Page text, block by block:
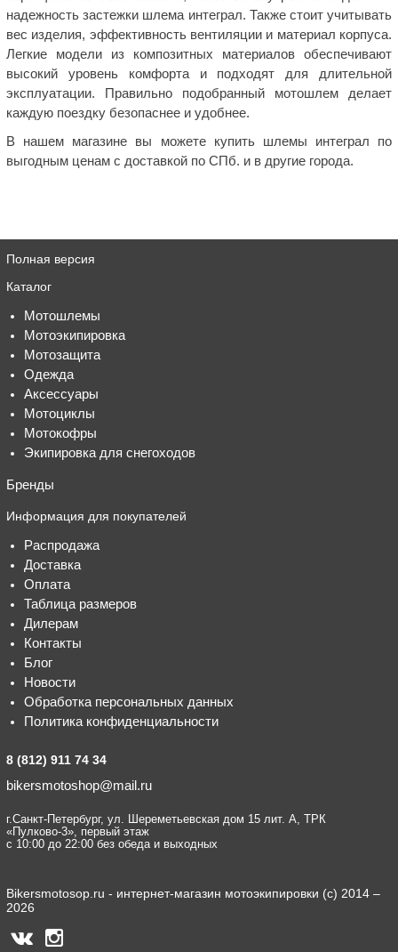
надежность застежки шлема интеграл. Также стоит учитывать
вес изделия, эффективность вентиляции и материал корпуса.
Легкие модели из композитных материалов обеспечивают
высокий уровень комфорта и подходят для длительной
эксплуатации. Правильно подобранный мотошлем делает
каждую поездку безопаснее и удобнее.
В нашем магазине вы можете купить шлемы интеграл по
выгодным ценам с доставкой по СПб. и в другие города.
Полная версия
Каталог
Мотошлемы
Мотоэкипировка
Мотозащита
Одежда
Аксессуары
Мотоциклы
Мотокофры
Экипировка для снегоходов
Бренды
Информация для покупателей
Распродажа
Доставка
Оплата
Таблица размеров
Дилерам
Контакты
Блог
Новости
Обработка персональных данных
Политика конфиденциальности
8 (812) 911 74 34
bikersmotoshop@mail.ru
г.Санкт-Петербург, ул. Шереметьевская дом 15 лит. А, ТРК
«Пулково-3», первый этаж
с 10:00 до 22:00 без обеда и выходных
Bikersmotosop.ru - интернет-магазин мотоэкипировки (c) 2014 –
2026